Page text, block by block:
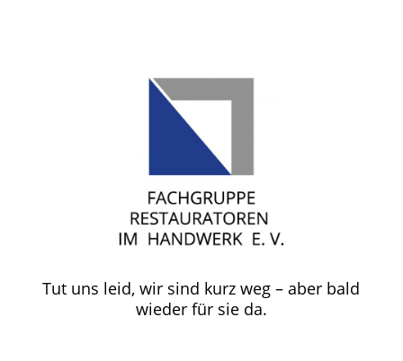
Tut uns leid, wir sind kurz weg – aber bald
wieder für sie da.